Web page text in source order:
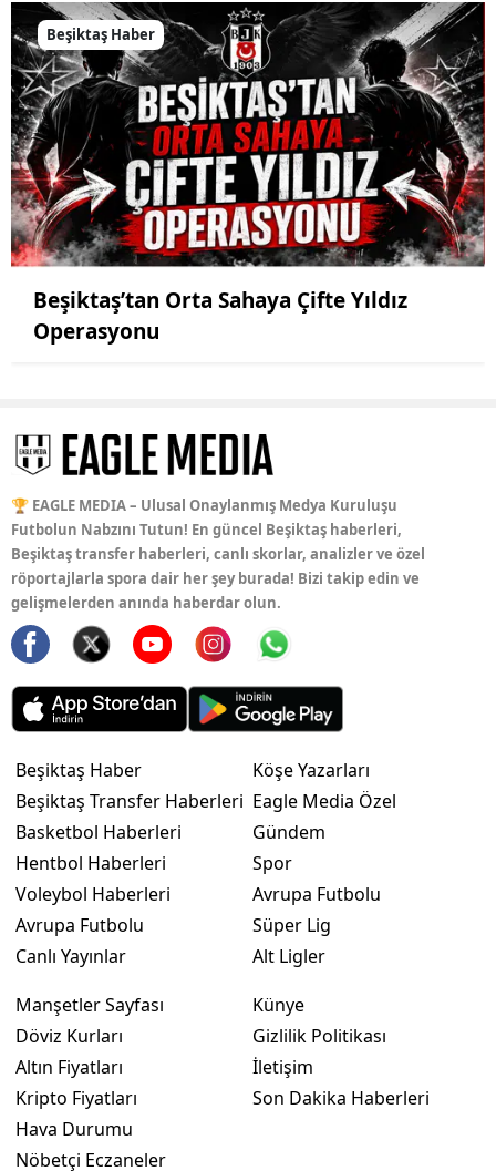
Beşiktaş Haber
Beşiktaş’tan Orta Sahaya Çifte Yıldız
Operasyonu
🏆 EAGLE MEDIA – Ulusal Onaylanmış Medya Kuruluşu
Futbolun Nabzını Tutun! En güncel Beşiktaş haberleri,
Beşiktaş transfer haberleri, canlı skorlar, analizler ve özel
röportajlarla spora dair her şey burada! Bizi takip edin ve
gelişmelerden anında haberdar olun.
Beşiktaş Haber
Beşiktaş Transfer Haberleri
Basketbol Haberleri
Hentbol Haberleri
Voleybol Haberleri
Avrupa Futbolu
Canlı Yayınlar
Köşe Yazarları
Eagle Media Özel
Gündem
Spor
Avrupa Futbolu
Süper Lig
Alt Ligler
Manşetler Sayfası
Döviz Kurları
Altın Fiyatları
Kripto Fiyatları
Hava Durumu
Nöbetçi Eczaneler
Künye
Gizlilik Politikası
İletişim
Son Dakika Haberleri